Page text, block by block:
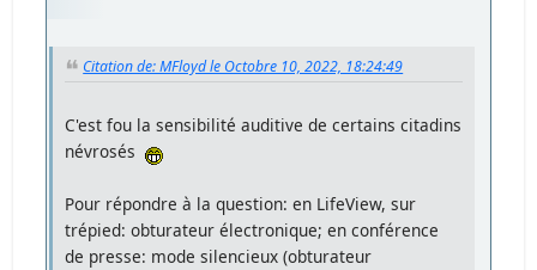
Citation de: MFloyd le Octobre 10, 2022, 18:24:49
C'est fou la sensibilité auditive de certains citadins
névrosés
Pour répondre à la question: en LifeView, sur
trépied: obturateur électronique; en conférence
de presse: mode silencieux (obturateur